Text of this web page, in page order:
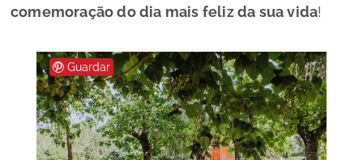
comemoração do dia mais feliz da sua vida!
Guardar